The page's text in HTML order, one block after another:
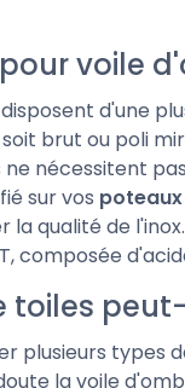
voile
d'une
soit brut ou poli
ne nécessitent
sur vos
la qualité de
composée
toiles
plusieurs types
la voile